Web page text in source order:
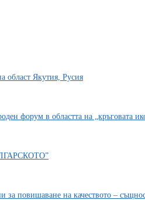
област Якутия, Русия
форум в областта на „кръговата
за повишаване на качеството –